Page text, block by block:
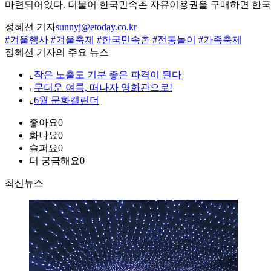
마련되어있다. 더불어 한국민속촌 자유이용권을 구매하면 한
정혜선 기자sunnyj@etoday.co.kr
#겨울행사 #겨울축제 #한국민속촌 #전통놀이
#가족축제
정혜선 기자의 주요 뉴스
⌞ 작은 노출도 기분 좋은 파격이 된다
⌞ 무더운 여름, 떠나자 영화관으로!
⌞ 6월 문화캘린더
좋아요0
화나요0
슬퍼요0
더 궁금해요0
최신뉴스